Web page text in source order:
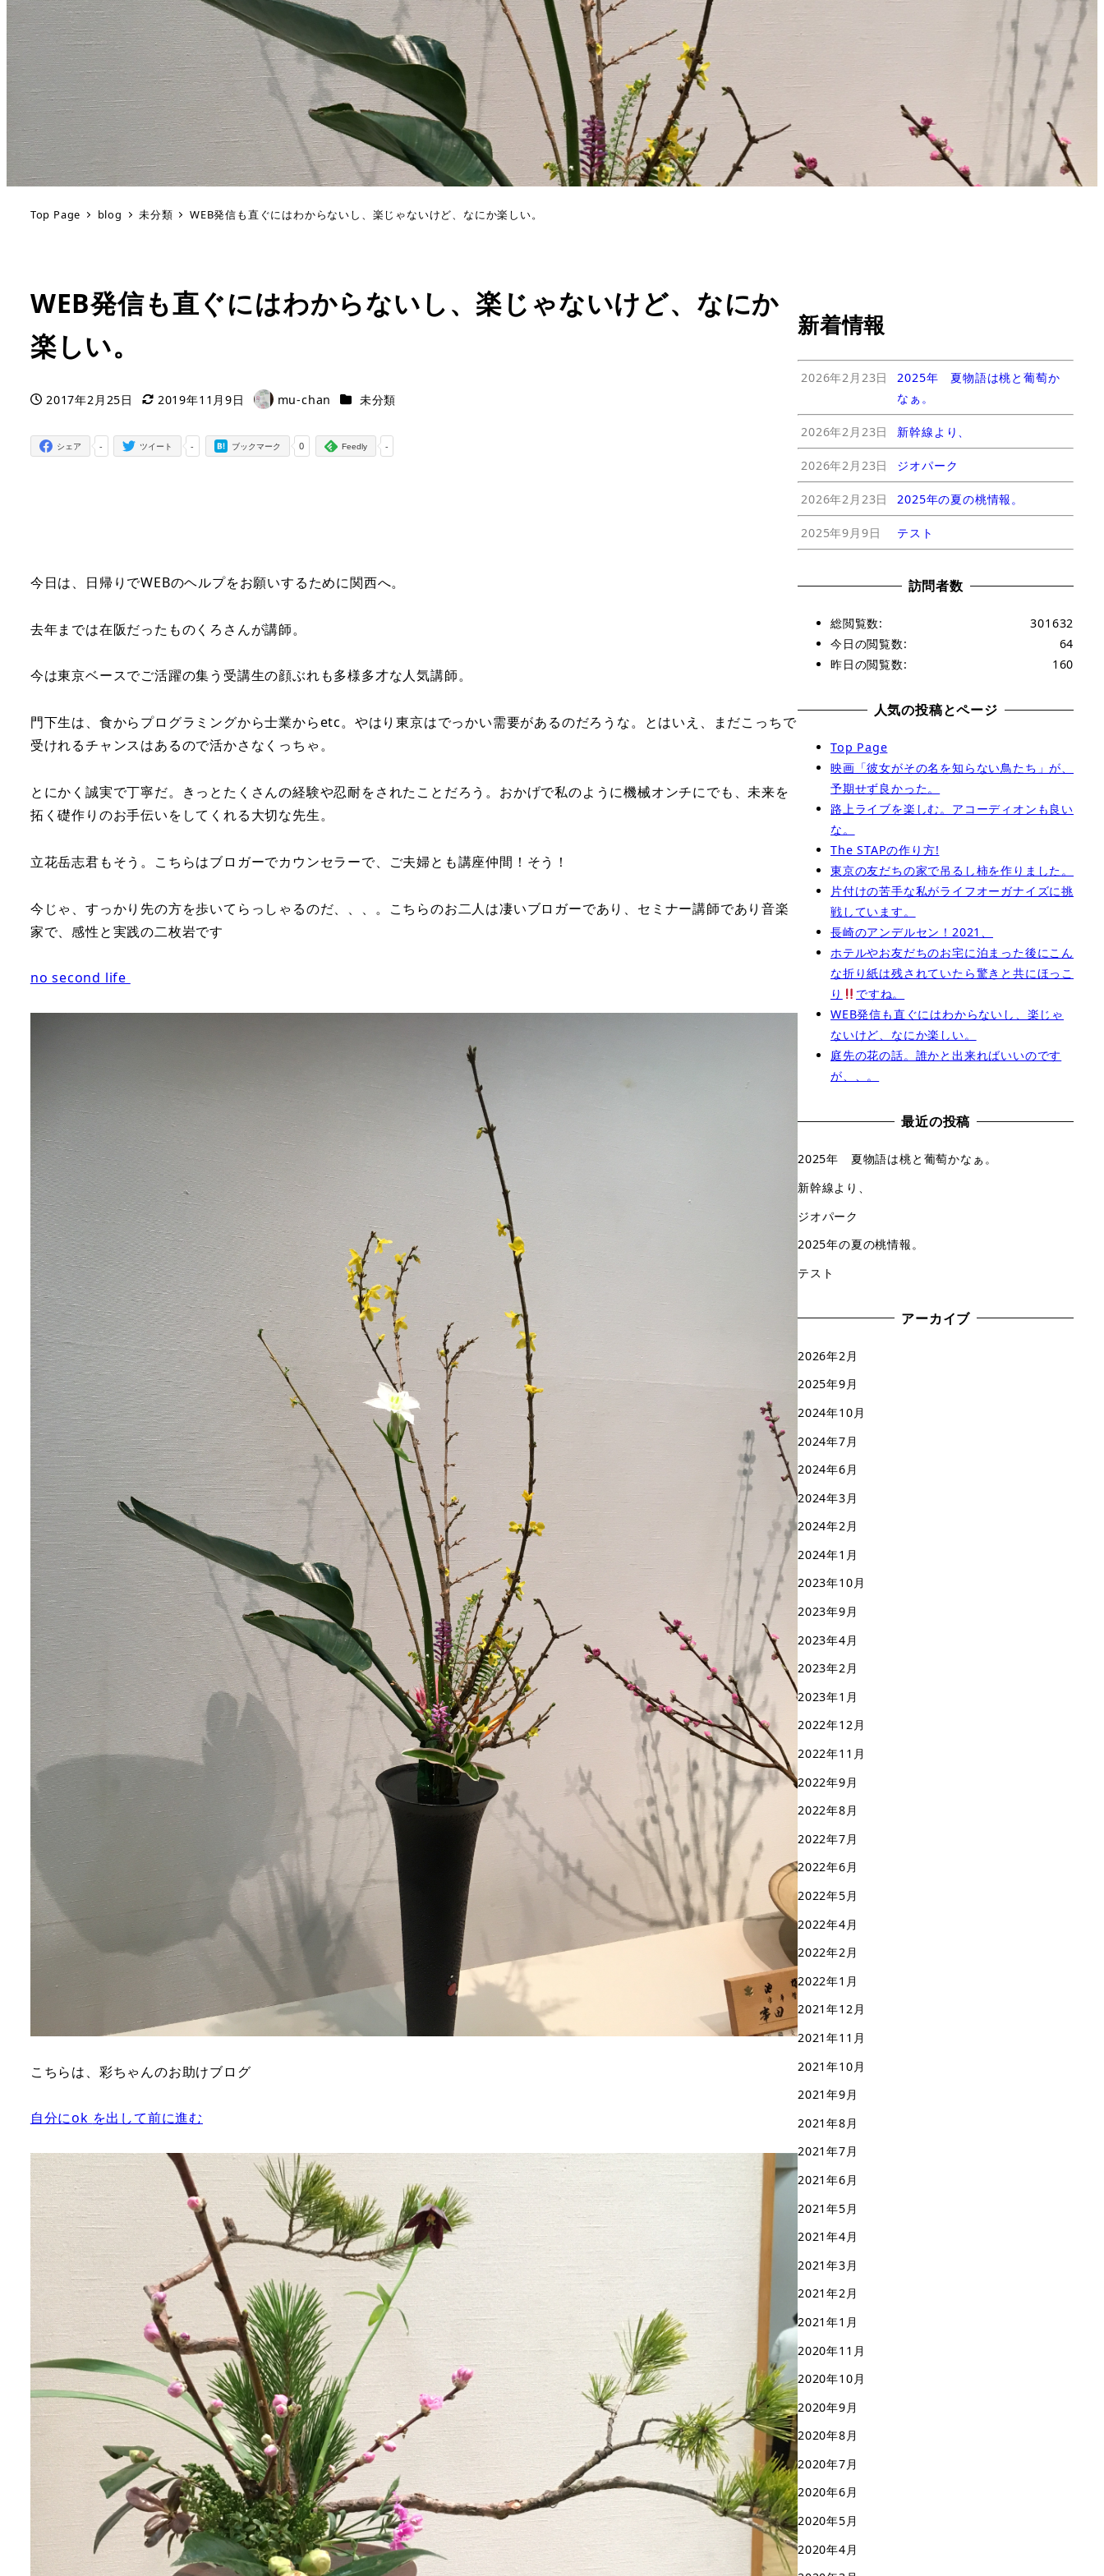
Top Page blog 未分類 WEB発信も直ぐにはわからないし、楽じゃないけど、なにか楽しい。
WEB発信も直ぐにはわからないし、楽じゃないけど、なにか
楽しい。
投稿日
2017年2月25日
更新日
2019年11月9日
著
mu-chan カテゴリー
未分類
-
シェア -
ツイート 0
ブックマーク -
Feedly
今日は、日帰りでWEBのヘルプをお願いするために関西へ。
去年までは在阪だったものくろさんが講師。
今は東京ベースでご活躍の集う受講生の顔ぶれも多様多才な人気講師。
門下生は、食からプログラミングから士業からetc。やはり東京はでっかい需要があるのだろうな。とはいえ、まだこっちで
受けれるチャンスはあるので活かさなくっちゃ。
とにかく誠実で丁寧だ。きっとたくさんの経験や忍耐をされたことだろう。おかげで私のように機械オンチにでも、未来を
拓く礎作りのお手伝いをしてくれる大切な先生。
立花岳志君もそう。こちらはブロガーでカウンセラーで、ご夫婦とも講座仲間！そう！
今じゃ、すっかり先の方を歩いてらっしゃるのだ、、、。こちらのお二人は凄いブロガーであり、セミナー講師であり音楽
家で、感性と実践の二枚岩です
no second life
こちらは、彩ちゃんのお助けブログ
自分にok を出して前に進む
新着情報
2026年2月23日
2025年 夏物語は桃と葡萄か
なぁ。
2026年2月23日 新幹線より、
2026年2月23日 ジオパーク
2026年2月23日 2025年の夏の桃情報。
2025年9月9日 テスト
訪問者数
301632
総閲覧数:
64
今日の閲覧数:
160
昨日の閲覧数:
人気の投稿とページ
Top Page
映画「彼女がその名を知らない鳥たち」が、
予期せず良かった。
路上ライブを楽しむ。アコーディオンも良い
な。
The STAPの作り方!
東京の友だちの家で吊るし柿を作りました。
片付けの苦手な私がライフオーガナイズに挑
戦しています。
長崎のアンデルセン！2021、
ホテルやお友だちのお宅に泊まった後にこん
な折り紙は残されていたら驚きと共にほっこ
り
ですね。
WEB発信も直ぐにはわからないし、楽じゃ
ないけど、なにか楽しい。
庭先の花の話。誰かと出来ればいいのです
が、、。
最近の投稿
2025年 夏物語は桃と葡萄かなぁ。
新幹線より、
ジオパーク
2025年の夏の桃情報。
テスト
アーカイブ
2026年2月
2025年9月
2024年10月
2024年7月
2024年6月
2024年3月
2024年2月
2024年1月
2023年10月
2023年9月
2023年4月
2023年2月
2023年1月
2022年12月
2022年11月
2022年9月
2022年8月
2022年7月
2022年6月
2022年5月
2022年4月
2022年2月
2022年1月
2021年12月
2021年11月
2021年10月
2021年9月
2021年8月
2021年7月
2021年6月
2021年5月
2021年4月
2021年3月
2021年2月
2021年1月
2020年11月
2020年10月
2020年9月
2020年8月
2020年7月
2020年6月
2020年5月
2020年4月